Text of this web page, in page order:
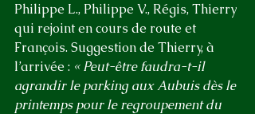
Philippe L., Philippe V., Régis, Thierry
qui rejoint en cours de route et
François. Suggestion de Thierry, à
l’arrivée : « Peut-être faudra-t-il
agrandir le parking aux Aubuis dès le
printemps pour le regroupement du